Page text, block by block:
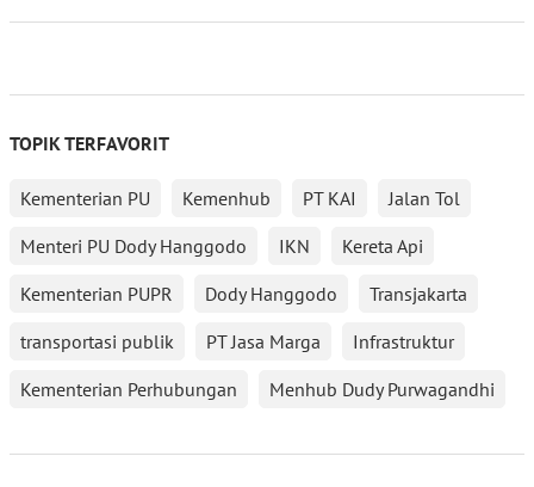
TOPIK TERFAVORIT
Kementerian PU Kemenhub PT KAI
Jalan Tol
Menteri PU Dody Hanggodo
IKN
Kereta Api
Kementerian PUPR
Dody Hanggodo
Transjakarta
transportasi publik
PT Jasa Marga
Infrastruktur
Kementerian Perhubungan
Menhub Dudy Purwagandhi